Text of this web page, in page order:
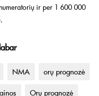
ir per 1 600 000
NMA orų prognozė
Orų prognozė